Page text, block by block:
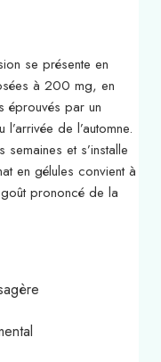
se présente en
à 200 mg, en
éprouvés par un
de l’automne.
et s’installe
en gélules convient à
prononcé de la